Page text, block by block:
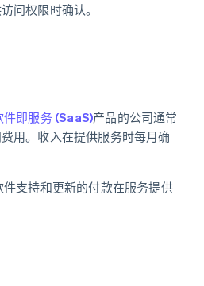
问权限时确认。
件即服务 (SaaS)产品的公司通常
用。收入在提供服务时每月确
件支持和更新的付款在服务提供